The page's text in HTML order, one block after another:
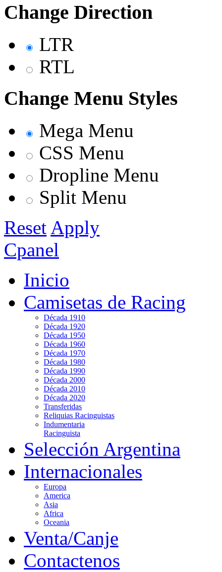
Change Direction
LTR
RTL
Change Menu Styles
Mega Menu
CSS Menu
Dropline Menu
Split Menu
Reset Apply
Cpanel
Inicio
Camisetas de Racing
Década 1910
Década 1920
Década 1950
Década 1960
Década 1970
Década 1980
Década 1990
Década 2000
Década 2010
Década 2020
Transferidas
Reliquias Racinguistas
Indumentaria
Racinguista
Selección Argentina
Internacionales
Europa
America
Asia
Africa
Oceania
Venta/Canje
Contactenos